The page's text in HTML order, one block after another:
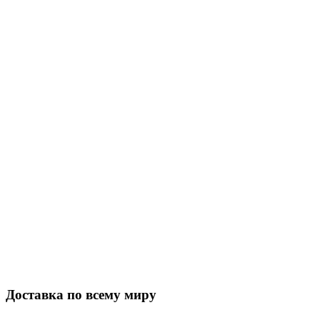
Доставка по всему миру